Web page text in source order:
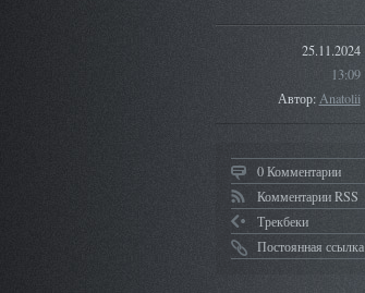
25.11.2024
13:09
Автор:Anatolii
0 Комментарии
Комментарии RSS
Трекбеки
Постоянная ссылка